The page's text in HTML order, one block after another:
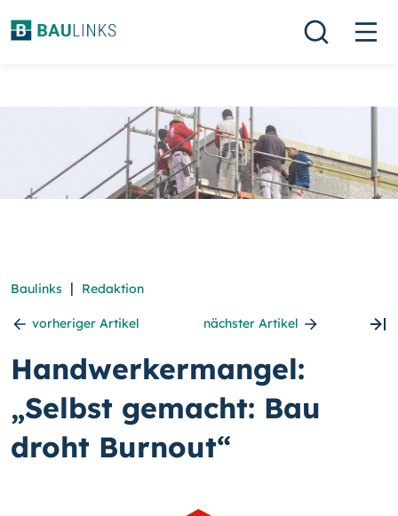
Baulinks | Redaktion
vorheriger Artikel nächster Artikel
Handwerkermangel:
„Selbst gemacht: Bau
droht Burnout“